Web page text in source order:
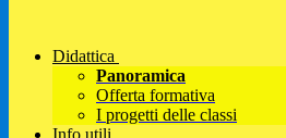
Didattica
Panoramica
Offerta formativa
I progetti delle classi